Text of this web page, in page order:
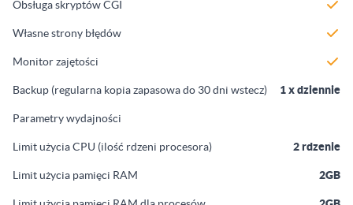
Obsługa skryptów CGI
Własne strony błędów
Monitor zajętości
Backup (regularna kopia zapasowa do 30 dni wstecz) 1 x dziennie
Parametry wydajności
Limit użycia CPU (ilość rdzeni procesora) 2 rdzenie
Limit użycia pamięci RAM 2GB